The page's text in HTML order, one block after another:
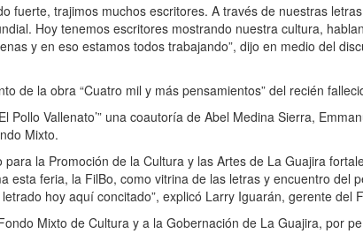
fuerte, trajimos muchos escritores. A través de nuestras
Hoy tenemos escritores mostrando nuestra cultura,
y en eso estamos todos trabajando”, dijo en medio del
de la obra “Cuatro mil y más pensamientos” del recién
Vallenato’” una coautoría de Abel Medina Sierra,
Mixto.
la Promoción de la Cultura y las Artes de La Guajira
esta feria, la FilBo, como vitrina de las letras y encuentro del
hoy aquí concitado”, explicó Larry Iguarán, gerente del
Mixto de Cultura y a la Gobernación de La Guajira, por